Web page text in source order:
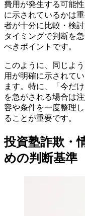
費用が発生する可能
に示されているかは
者が十分に比較・検
タイミングで判断を
べきポイントです。
このように、同じよ
用が明確に示されて
ます。特に、「今だ
を急がされる場合は
容や条件を一度整理
ることが重要です。
投資塾詐欺・
めの判断基準